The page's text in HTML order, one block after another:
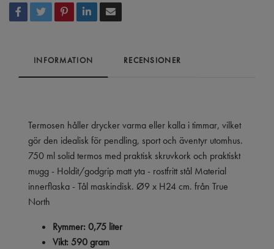
INFORMATION RECENSIONER
Termosen håller drycker varma eller kalla i timmar, vilket
gör den idealisk för pendling, sport och äventyr utomhus.
750 ml solid termos med praktisk skruvkork och praktiskt
mugg - Holdit/godgrip matt yta - rostfritt stål Material
innerflaska - Tål maskindisk. Ø9 x H24 cm. från True
North
Rymmer: 0,75 liter
Vikt: 590 gram